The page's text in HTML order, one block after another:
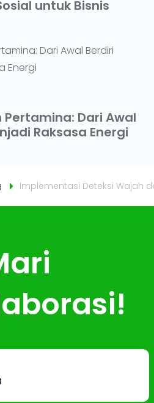
untuk Bisnis
Dari Awal
Raksasa Energi
Implementasi Deteksi Wajah